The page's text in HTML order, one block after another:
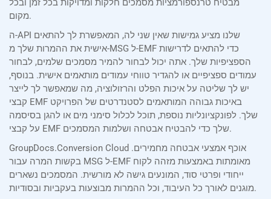
מבטיח טרנספורמציות מסמכים חלקות ומדויקות בכל זמן ובכל
מקום.
ה-API שלנו מציע גמישות שאין שני לה, המאפשרת לך להתאים
אישית את ההמרות שלך מ-MSG ל-EMF כדי להתאים לדרישות
הספציפיות שלך. אתה יכול לבחור להמיר מסמכים שלמים, לבחור
עמודים ספציפיים או להגדיר טווחי עמודים מותאמים אישית. בנוסף,
יש לך שליטה על איכות הפלט והרזולוציה, מה שמאפשר לך לייצר
קבצי EMF באיכות גבוהה המותאמים לסטנדרטים של הפרויקט
שלך. לפונקציונליות נוספת, תוכל לכלול סימני מים או להגן בסיסמה
על קבצי EMF שלך כדי להבטיח אבטחה ושלמות המסמכים.
GroupDocs.Conversion Cloud אוכף אמצעי אבטחה מחמירים.
בקשות המרה עבור MSG ל-EMF מאומתות באמצעות מזהה לקוח
ייחודי ופרטי סוד, המונעים גישה לא מורשית. המסמכים נשארים
מוגנים לאורך כל העיבוד, וכל ההמרות מבוצעות בעקביות ובסודיות.